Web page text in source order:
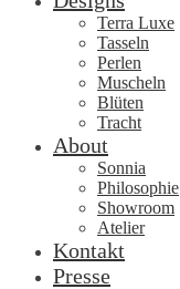
Terra Luxe
Tasseln
Perlen
Muscheln
Blüten
Tracht
About
Sonnia
Philosophie
Showroom
Atelier
Kontakt
Presse